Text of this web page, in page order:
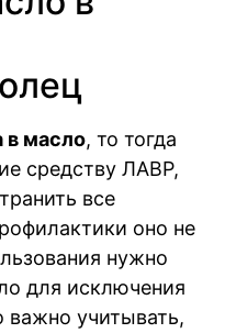
в масло, то тогда
средству ЛАВР,
все
оно не
нужно
для исключения
важно учитывать,